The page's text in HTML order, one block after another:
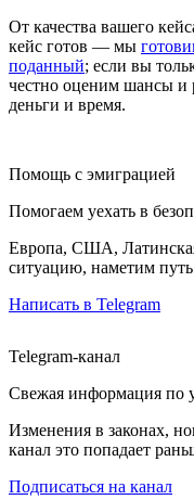
От качества вашего
кейс готов — мы
поданный; если вы
честно оценим шансы и
деньги и время.
Помощь с эмиграцией
Помогаем уехать в
Европа, США,
ситуацию, наметим
Написать в Telegram
Telegram-канал
Свежая информация по
Изменения в законах,
канал это попадает
Подписаться на канал